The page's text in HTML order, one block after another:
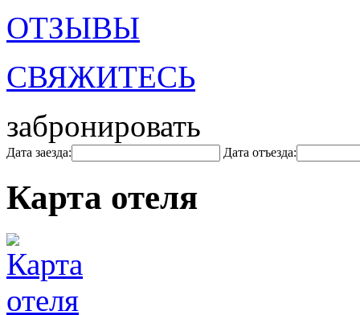
ОТЗЫВЫ
СВЯЖИТЕСЬ
забронировать
Дата заезда: Дата отъезда:
Карта отеля